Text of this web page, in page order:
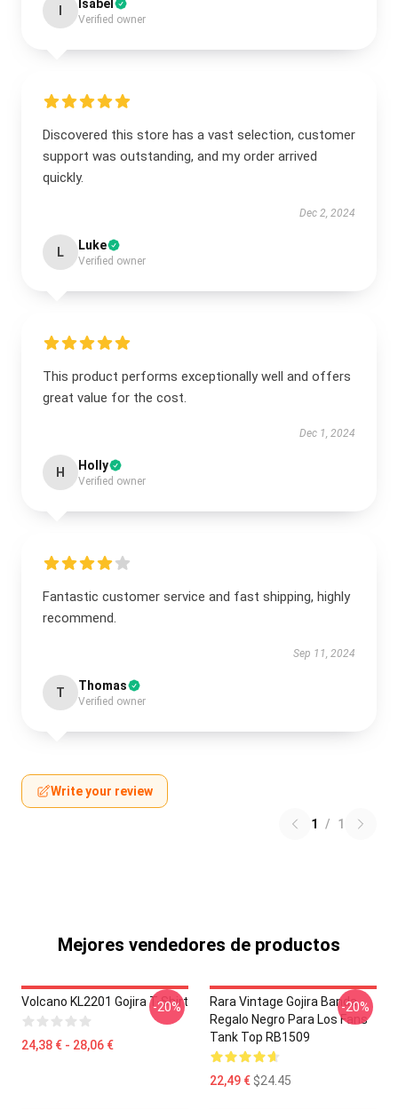
Isabel
Verified owner
Discovered this store has a vast selection, customer
support was outstanding, and my order arrived
quickly.
Dec 2, 2024
L Luke
Verified owner
This product performs exceptionally well and offers
great value for the cost.
Dec 1, 2024
H Holly
Verified owner
Fantastic customer service and fast shipping, highly
recommend.
Sep 11, 2024
T Thomas
Verified owner
Write your review
1 / 1
Mejores vendedores de productos
Volcano KL2201 Gojira T-Shirt
24,38 € - 28,06 €
-20%
Rara Vintage Gojira Banda
Regalo Negro Para Los Fans
Tank Top RB1509
22,49 €$24.45
-20%